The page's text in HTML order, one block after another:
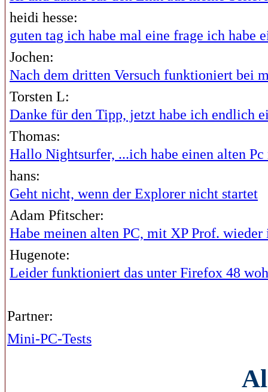
heidi hesse:
guten tag ich habe mal eine frage ich habe
Jochen:
Nach dem dritten Versuch funktioniert bei
Torsten L:
Danke für den Tipp, jetzt habe ich endlich
Thomas:
Hallo Nightsurfer, ...ich habe einen alten Pc
hans:
Geht nicht, wenn der Explorer nicht startet
Adam Pfitscher:
Habe meinen alten PC, mit XP Prof. wieder
Hugenote:
Leider funktioniert das unter Firefox 48
Partner:
Mini-PC-Tests